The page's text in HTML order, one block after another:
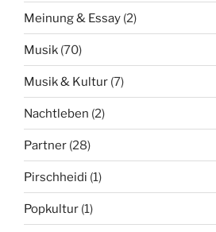
Meinung & Essay (2)
Musik (70)
Musik & Kultur (7)
Nachtleben (2)
Partner (28)
Pirschheidi (1)
Popkultur (1)